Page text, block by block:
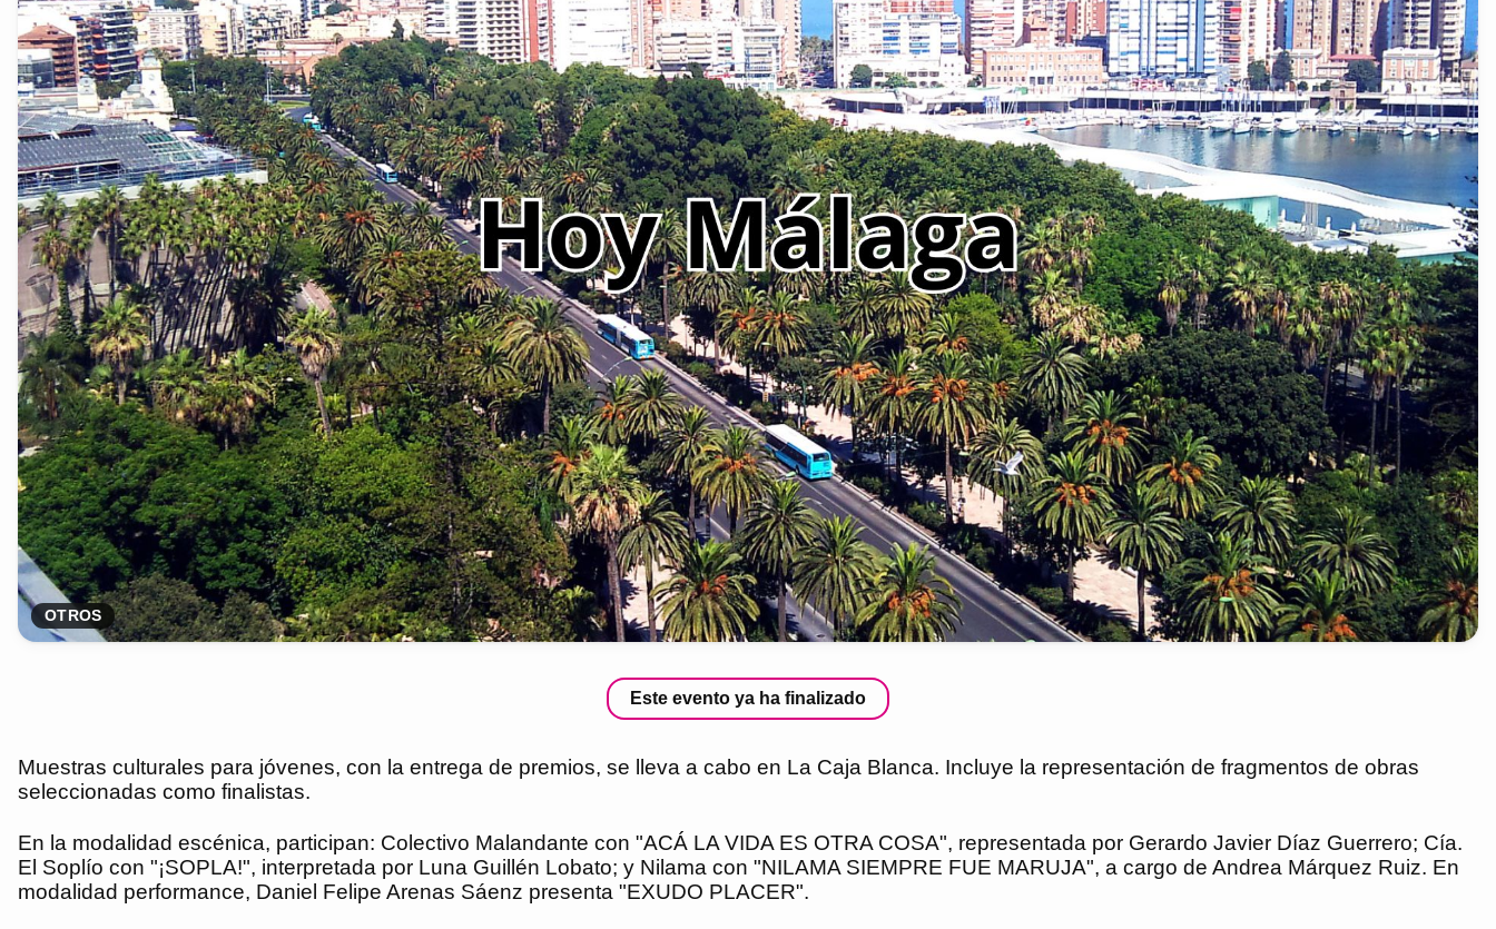
OTROS
Este evento ya ha finalizado
Muestras culturales para jóvenes, con la entrega de premios, se lleva a cabo en La Caja Blanca. Incluye la representación de fragmentos de obras
seleccionadas como finalistas.
En la modalidad escénica, participan: Colectivo Malandante con "ACÁ LA VIDA ES OTRA COSA", representada por Gerardo Javier Díaz Guerrero; Cía.
El Soplío con "¡SOPLA!", interpretada por Luna Guillén Lobato; y Nilama con "NILAMA SIEMPRE FUE MARUJA", a cargo de Andrea Márquez Ruiz. En
modalidad performance, Daniel Felipe Arenas Sáenz presenta "EXUDO PLACER".